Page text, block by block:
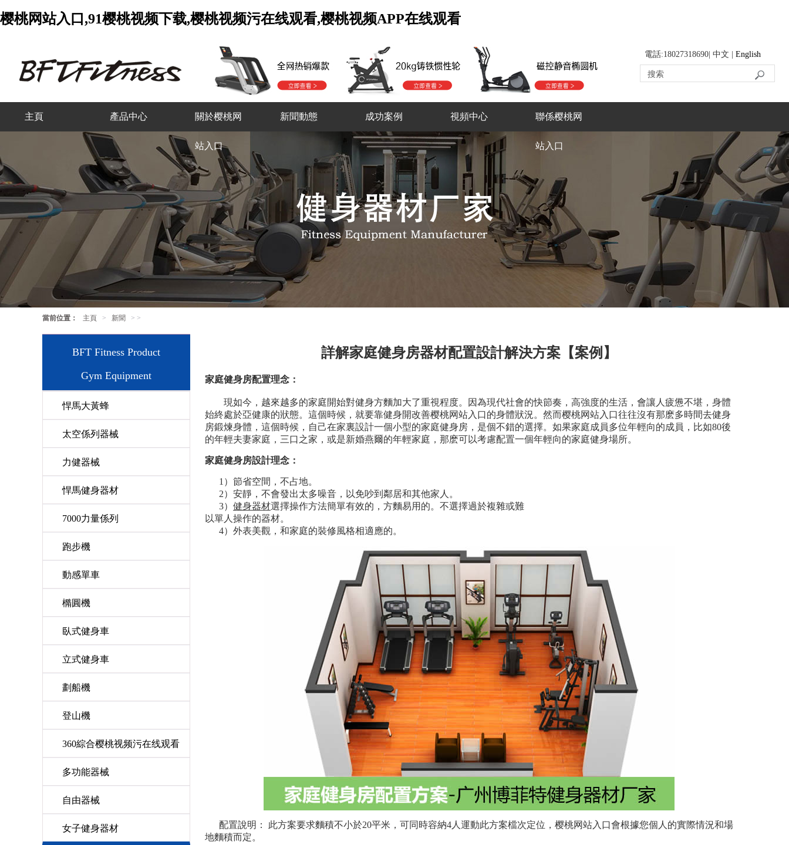
樱桃网站入口,91樱桃视频下载,樱桃视频污在线观看,樱桃视频APP在线观看
電話:18027318690| 中文 | English
主頁 產品中心 關於樱桃网
站入口
新聞動態 成功案例 視頻中心 聯係樱桃网
站入口
當前位置： 主頁 > 新聞 > >
BFT Fitness Product
Gym Equipment
悍馬大黃蜂
太空係列器械
力健器械
悍馬健身器材
7000力量係列
跑步機
動感單車
橢圓機
臥式健身車
立式健身車
劃船機
登山機
360綜合樱桃视频污在线观看
多功能器械
自由器械
女子健身器材
詳解家庭健身房器材配置設計解決方案【案例】
家庭健身房配置理念：
現如今，越來越多的家庭開始對健身方麵加大了重視程度。因為現代社會的快節奏，高強度的生活，會讓人疲憊不堪，身體
始終處於亞健康的狀態。這個時候，就要靠健身開改善樱桃网站入口的身體狀況。然而樱桃网站入口往往沒有那麽多時間去健身
房鍛煉身體，這個時候，自己在家裏設計一個小型的家庭健身房，是個不錯的選擇。如果家庭成員多位年輕向的成員，比如80後
的年輕夫妻家庭，三口之家，或是新婚燕爾的年輕家庭，那麽可以考慮配置一個年輕向的家庭健身場所。
家庭健身房設計理念：
1）節省空間，不占地。
2）安靜，不會發出太多噪音，以免吵到鄰居和其他家人。
3） 健身器材選擇操作方法簡單有效的，方麵易用的。不選擇過於複雜或難
以單人操作的器材。
4）外表美觀，和家庭的裝修風格相適應的。
配置說明： 此方案要求麵積不小於20平米，可同時容納4人運動此方案檔次定位，樱桃网站入口會根據您個人的實際情況和場
地麵積而定。